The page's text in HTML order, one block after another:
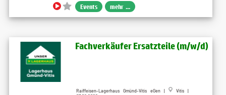
Events mehr ...
Fachverkäufer Ersatzteile (m/w/d)
Raiffeisen-Lagerhaus Gmünd-Vitis eGen |
Vitis |